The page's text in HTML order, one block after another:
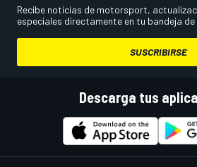
Recibe noticias de motorsport,
especiales directamente en tu bandeja
SUSCRIBIRSE
Descarga tus